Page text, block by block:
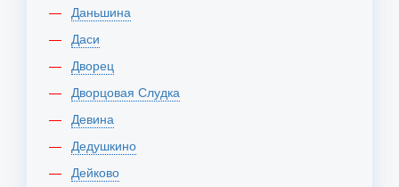
Даньшина
Даси
Дворец
Дворцовая Слудка
Девина
Дедушкино
Дейково